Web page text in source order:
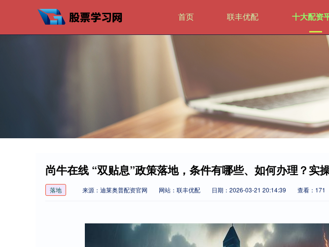
首页 联丰优配 十大配资
尚牛在线 “双贴息”政策落地，条件有哪些、如何办理？实
落地 来源：迪莱奥普配资官网 网站：联丰优配 日期：2026-03-21 20:14:39 查看：171